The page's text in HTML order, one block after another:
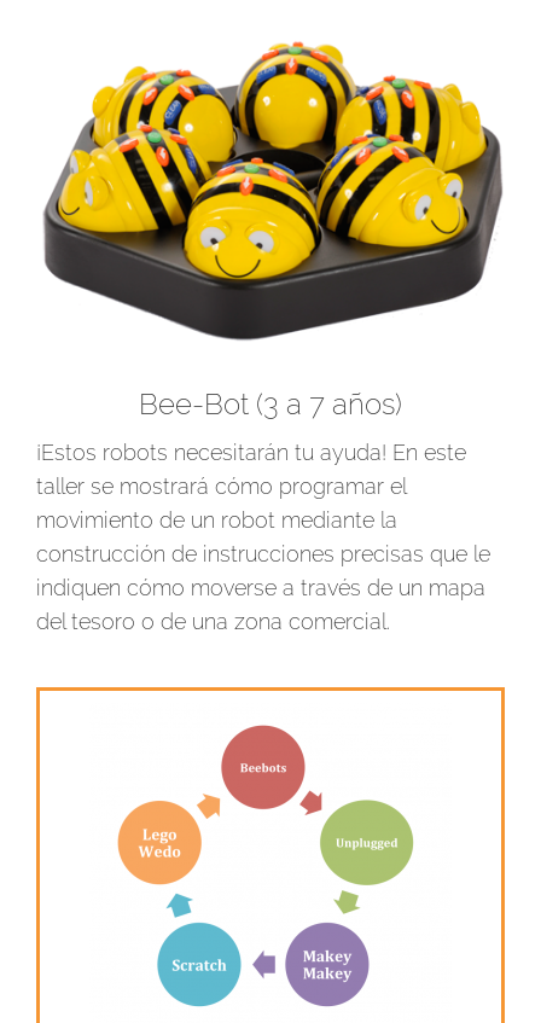
Bee-Bot (3 a 7 años)
¡Estos robots necesitarán tu ayuda! En este
taller se mostrará cómo programar el
movimiento de un robot mediante la
construcción de instrucciones precisas que le
indiquen cómo moverse a través de un mapa
del tesoro o de una zona comercial.